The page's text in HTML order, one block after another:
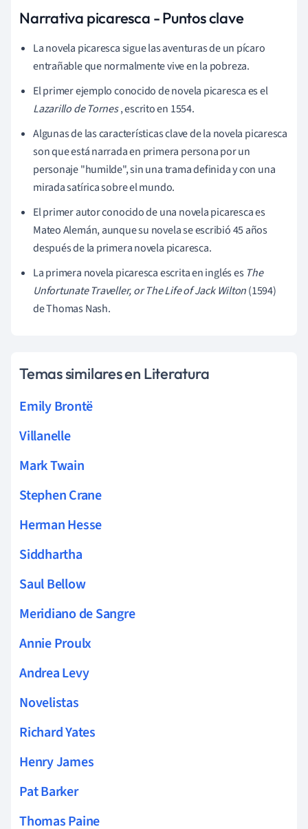
Narrativa picaresca - Puntos clave
La novela picaresca sigue las aventuras de un pícaro
entrañable que normalmente vive en la pobreza.
El primer ejemplo conocido de novela picaresca es el
Lazarillo de Tornes, escrito en 1554.
Algunas de las características clave de la novela picaresca
son que está narrada en primera persona por un
personaje "humilde", sin una trama definida y con una
mirada satírica sobre el mundo.
El primer autor conocido de una novela picaresca es
Mateo Alemán, aunque su novela se escribió 45 años
después de la primera novela picaresca.
La primera novela picaresca escrita en inglés es The
Unfortunate Traveller, or The Life of Jack Wilton(1594)
de Thomas Nash.
Temas similares en Literatura
Emily Brontë
Villanelle
Mark Twain
Stephen Crane
Herman Hesse
Siddhartha
Saul Bellow
Meridiano de Sangre
Annie Proulx
Andrea Levy
Novelistas
Richard Yates
Henry James
Pat Barker
Thomas Paine